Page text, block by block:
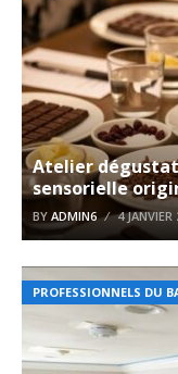
Atelier
sensorielle
BY ADMIN6 4 JANVIER
PROFESSIONNELS DU